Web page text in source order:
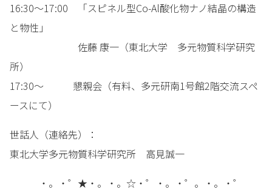
16:30～17:00 「スピネル型Co-Al酸化物ナノ結晶の構造
と物性」
佐藤 康一（東北大学 多元物質科学研究
所）
17:30～ 懇親会（有料、多元研南1号館2階交流スペ
ースにて）
世話人（連絡先）：
東北大学多元物質科学研究所 高見誠一
・。・゜★・。・。☆・゜・。・゜。・。・゜